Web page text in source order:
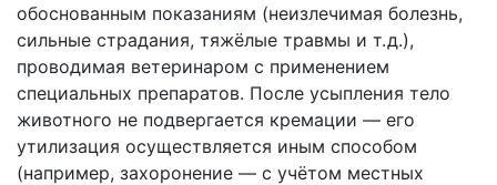
обоснованным показаниям (неизлечимая болезнь,
сильные страдания, тяжёлые травмы и т. д.),
проводимая ветеринаром с применением
специальных препаратов. После усыпления тело
животного не подвергается кремации — его
утилизация осуществляется иным способом
(например, захоронение — с учётом местных